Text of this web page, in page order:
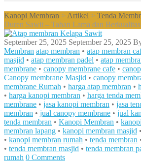
Kanopi Membran > Artikel > Tenda
Duren Sawit – Tahan Lama dan Berkualitas
September 25, 2025 September 25, 2025
Membran atap membran • atap membran
masjid • atap membran padel • atap
membrane • canopy membrane cafe •
Canopy membrane Masjid • canopy
membrane Rumah • harga atap membran •
• harga kanopi membran • harga tenda
membrane • jasa kanopi membran • jasa
membran • jual canopy membrane • jual
tenda membran • Kanopi Membran •
membran lapang • kanopi membran masjid •
• kanopi membran rumah • tenda membran
• tenda membran masjid • tenda membran
rumah 0 Comments